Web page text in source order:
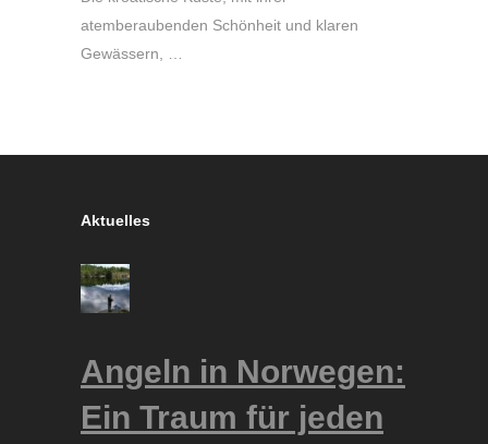
atemberaubenden Schönheit und klaren
Gewässern, …
Aktuelles
Angeln in Norwegen:
Ein Traum für jeden